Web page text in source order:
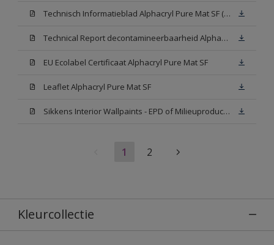
Technisch Informatieblad Alphacryl Pure Mat SF (New Livery) (PDF)
Technical Report decontamineerbaarheid Alphacryl Pure Mat SF
EU Ecolabel Certificaat Alphacryl Pure Mat SF
Leaflet Alphacryl Pure Mat SF
Sikkens Interior Wallpaints - EPD of Milieuproductverklaring
1 2
Kleurcollectie